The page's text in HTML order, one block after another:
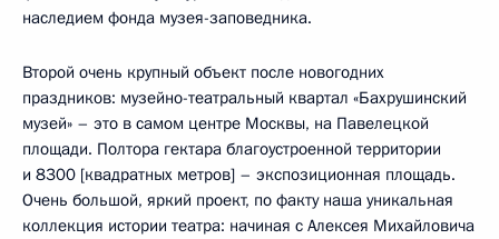
наследием фонда музея-заповедника.
Второй очень крупный объект после новогодних
праздников: музейно-театральный квартал «Бахрушинский
музей» – это в самом центре Москвы, на Павелецкой
площади. Полтора гектара благоустроенной территории
и 8300 [квадратных метров] – экспозиционная площадь.
Очень большой, яркий проект, по факту наша уникальная
коллекция истории театра: начиная с Алексея Михайловича